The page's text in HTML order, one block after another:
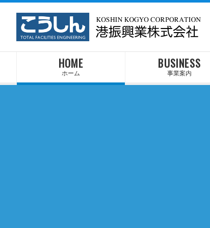
HOME
ホーム
BUSINESS
事業案内